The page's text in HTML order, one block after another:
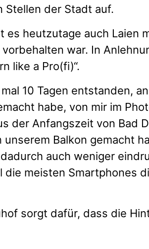
Stellen der Stadt auf.
heutzutage auch Laien
war. In
like a Pro(fi)“.
10 Tagen entstanden,
habe, von mir im
der Anfangszeit von Bad
Balkon gemacht
auch weniger
meisten Smartphones
sorgt dafür, dass die